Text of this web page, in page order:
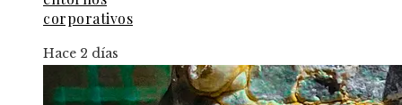
corporativos
Hace 2 días